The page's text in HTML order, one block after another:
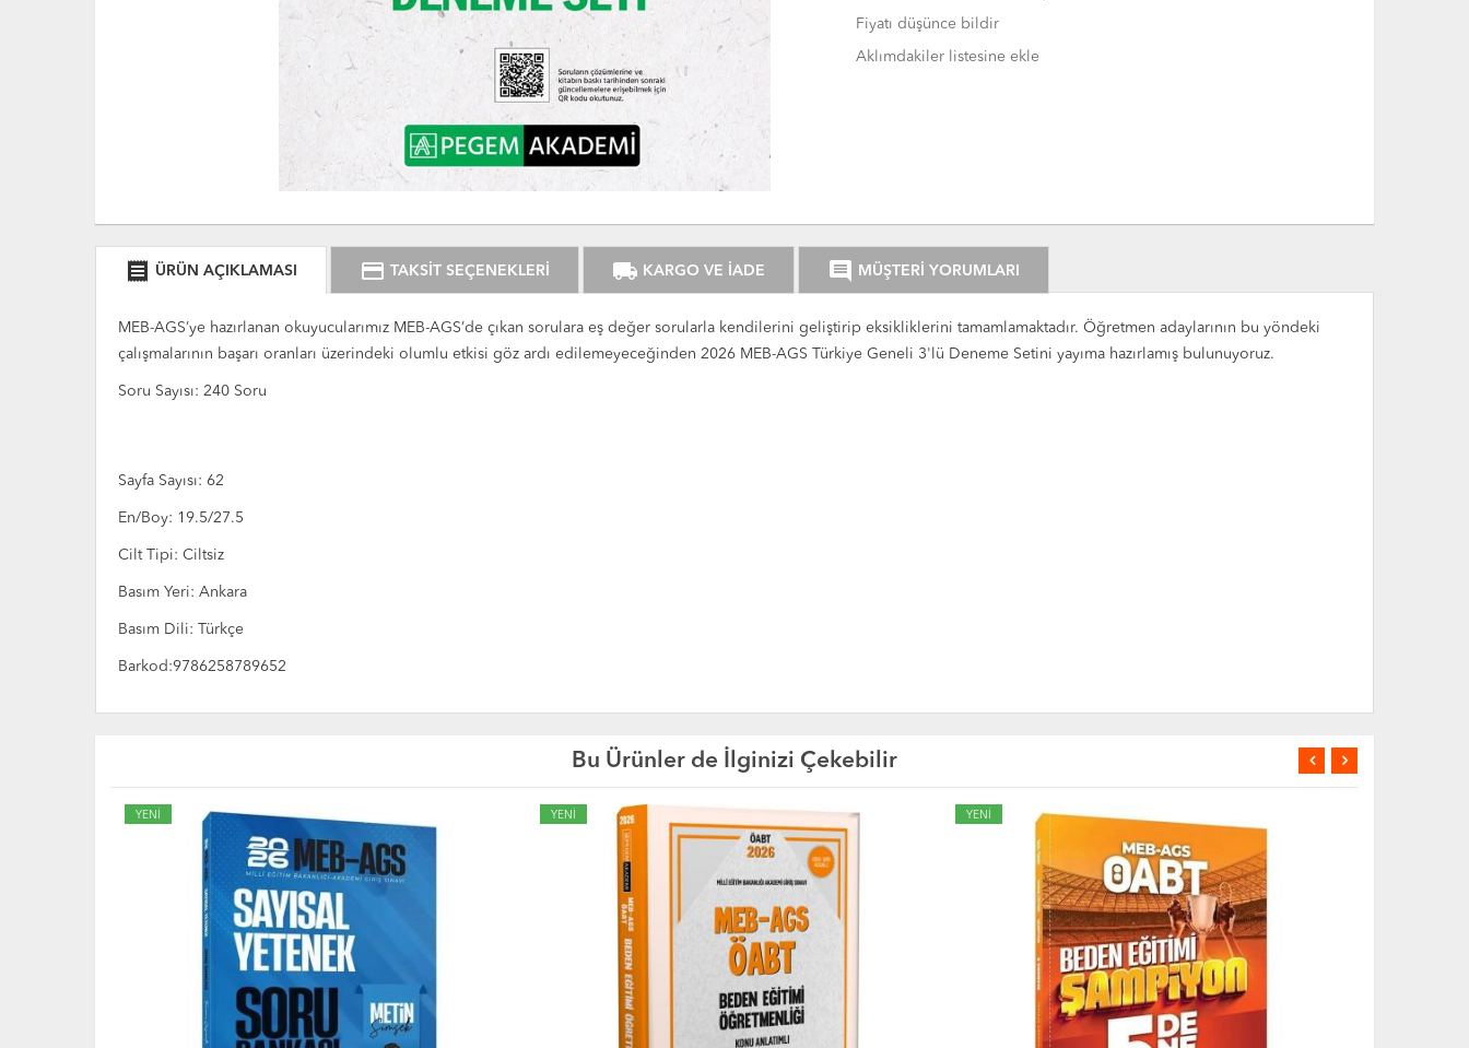
Fiyatı düşünce bildir
Aklımdakiler listesine ekle
receipt ÜRÜN AÇIKLAMASI credit_card TAKSİT SEÇENEKLERİ local_shipping KARGO VE İADE comment MÜŞTERİ YORUMLARI
MEB-AGS’ye hazırlanan okuyucularımız MEB-AGS’de çıkan sorulara eş değer sorularla kendilerini geliştirip eksikliklerini tamamlamaktadır. Öğretmen adaylarının bu yöndeki
çalışmalarının başarı oranları üzerindeki olumlu etkisi göz ardı edilemeyeceğinden 2026 MEB-AGS Türkiye Geneli 3'lü Deneme Setini yayıma hazırlamış bulunuyoruz.
Soru Sayısı: 240 Soru
Sayfa Sayısı: 62
En/Boy: 19.5/27.5
Cilt Tipi: Ciltsiz
Basım Yeri: Ankara
Basım Dili: Türkçe
Barkod:9786258789652
Bu Ürünler de İlginizi Çekebilir
YENİ YENİ YENİ